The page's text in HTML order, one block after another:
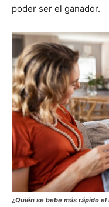
poder ser el ganador.
¿Quién se bebe más rápido